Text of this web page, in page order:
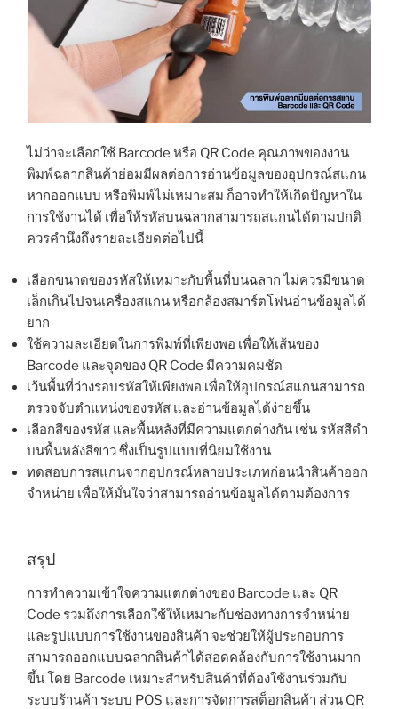
ไม่ว่าจะเลือกใช้ Barcode หรือ QR Code คุณภาพของงาน
พิมพ์ฉลากสินค้าย่อมมีผลต่อการอ่านข้อมูลของอุปกรณ์สแกน
หากออกแบบ หรือพิมพ์ไม่เหมาะสม ก็อาจทำให้เกิดปัญหาใน
การใช้งานได้ เพื่อให้รหัสบนฉลากสามารถสแกนได้ตามปกติ
ควรคำนึงถึงรายละเอียดต่อไปนี้
เลือกขนาดของรหัสให้เหมาะกับพื้นที่บนฉลาก ไม่ควรมีขนาด
เล็กเกินไปจนเครื่องสแกน หรือกล้องสมาร์ตโฟนอ่านข้อมูลได้
ยาก
ใช้ความละเอียดในการพิมพ์ที่เพียงพอ เพื่อให้เส้นของ
Barcode และจุดของ QR Code มีความคมชัด
เว้นพื้นที่ว่างรอบรหัสให้เพียงพอ เพื่อให้อุปกรณ์สแกนสามารถ
ตรวจจับตำแหน่งของรหัส และอ่านข้อมูลได้ง่ายขึ้น
เลือกสีของรหัส และพื้นหลังที่มีความแตกต่างกัน เช่น รหัสสีดำ
บนพื้นหลังสีขาว ซึ่งเป็นรูปแบบที่นิยมใช้งาน
ทดสอบการสแกนจากอุปกรณ์หลายประเภทก่อนนำสินค้าออก
จำหน่าย เพื่อให้มั่นใจว่าสามารถอ่านข้อมูลได้ตามต้องการ
สรุป
การทำความเข้าใจความแตกต่างของ Barcode และ QR
Code รวมถึงการเลือกใช้ให้เหมาะกับช่องทางการจำหน่าย
และรูปแบบการใช้งานของสินค้า จะช่วยให้ผู้ประกอบการ
สามารถออกแบบฉลากสินค้าได้สอดคล้องกับการใช้งานมาก
ขึ้น โดย Barcode เหมาะสำหรับสินค้าที่ต้องใช้งานร่วมกับ
ระบบร้านค้า ระบบ POS และการจัดการสต็อกสินค้า ส่วน QR